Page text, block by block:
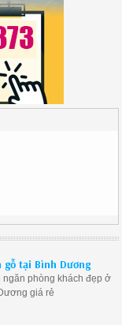
tại Bình Dương
phòng khách đẹp ở
giá rẻ